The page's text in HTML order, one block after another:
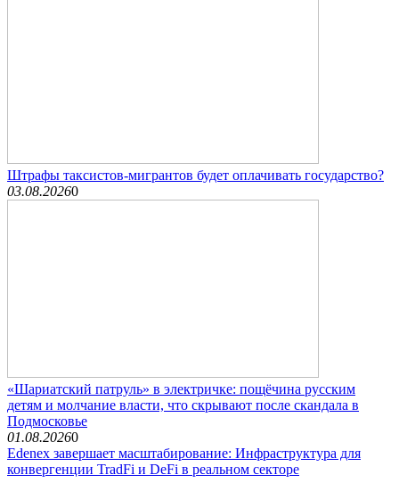
Штрафы таксистов-мигрантов будет оплачивать государство?
03.08.20260
«Шариатский патруль» в электричке: пощёчина русским
детям и молчание власти, что скрывают после скандала в
Подмосковье
01.08.20260
Edenex завершает масштабирование: Инфраструктура для
конвергенции TradFi и DeFi в реальном секторе